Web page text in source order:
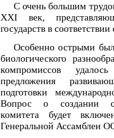
С очень большим
XXI век,
государств в
Особенно острыми
биологического
компромиссов
предложения
подготовки
Вопрос о создании
комитета будет
Генеральной Ассамблеи